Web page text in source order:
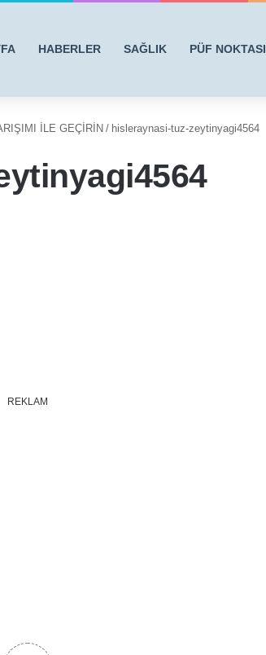
HABERLER SAĞLIK PÜF NOKTASI
İLE GEÇİRİN / hisleraynasi-tuz-zeytinyagi4564
REKLAM